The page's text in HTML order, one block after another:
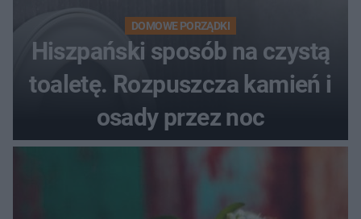
DOMOWE PORZĄDKI
Hiszpański sposób na czystą
toaletę. Rozpuszcza kamień i
osady przez noc